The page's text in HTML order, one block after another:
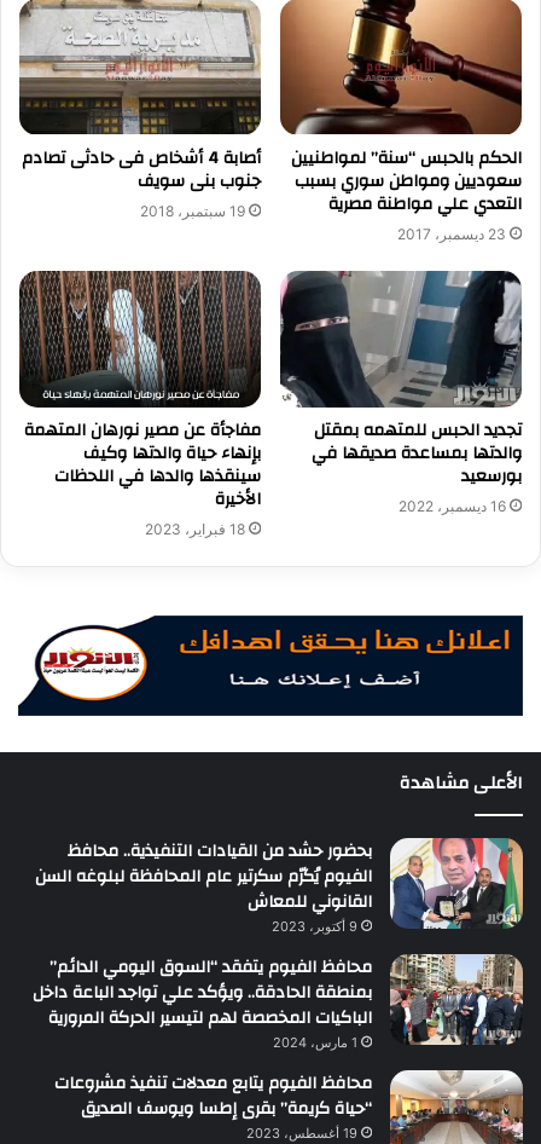
الحكم بالحبس “سنة” لمواطنيين
سعوديين ومواطن سوري بسبب
التعدي علي مواطنة مصرية
23 ديسمبر، 2017
أصابة 4 أشخاص فى حادثى تصادم
جنوب بنى سويف
19 سبتمبر، 2018
تجديد الحبس للمتهمه بمقتل
والدتها بمساعدة صديقها في
بورسعيد
16 ديسمبر، 2022
مفاجأة عن مصير نورهان المتهمة
بإنهاء حياة والدتها وكيف
سينقذها والدها في اللحظات
الأخيرة
18 فبراير، 2023
الأعلى مشاهدة
بحضور حشد من القيادات التنفيذية.. محافظ
الفيوم يُكرّم سكرتير عام المحافظة لبلوغه السن
القانوني للمعاش
9 أكتوبر، 2023
محافظ الفيوم يتفقد “السوق اليومي الدائم”
بمنطقة الحادقة.. ويؤكد علي تواجد الباعة داخل
الباكيات المخصصة لهم لتيسير الحركة المرورية
1 مارس، 2024
محافظ الفيوم يتابع معدلات تنفيذ مشروعات
“حياة كريمة” بقرى إطسا ويوسف الصديق
19 أغسطس، 2023